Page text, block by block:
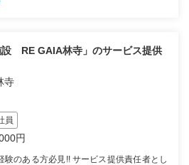
設 RE GAIA林寺」のサービス提供
寺
員
円
のある方必見!! サービス提供責任者とし